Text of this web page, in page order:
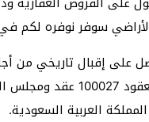
سوفر نوفره لكم
إقبال تاريخي من أجل
الخاصة بالتمويل العقاري
العربية السعودية.